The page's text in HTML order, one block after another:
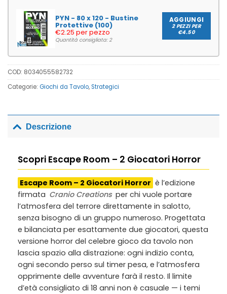
PYN - 80 x 120 - Bustine
Protettive (100)
€2.25 per pezzo
Quantità consigliata: 2
AGGIUNGI
2 PEZZI PER
€4.50
COD: 8034055582732
Categorie: Giochi da Tavolo, Strategici
Descrizione
Scopri Escape Room – 2 Giocatori Horror
Escape Room – 2 Giocatori Horror è l’edizione
firmata Cranio Creations per chi vuole portare
l’atmosfera del terrore direttamente in salotto,
senza bisogno di un gruppo numeroso. Progettata
e bilanciata per esattamente due giocatori, questa
versione horror del celebre gioco da tavolo non
lascia spazio alla distrazione: ogni indizio conta,
ogni secondo perso sul timer pesa, e l’atmosfera
opprimente delle avventure farà il resto. Il limite
d’età consigliato di 18 anni non è casuale — i temi